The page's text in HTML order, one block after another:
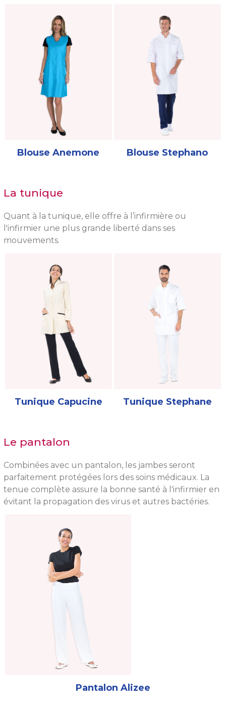
Blouse Anemone Blouse Stephano
La tunique
Quant à la tunique, elle offre à l’infirmière ou
l'infirmier une plus grande liberté dans ses
mouvements.
Tunique Capucine Tunique Stephane
Le pantalon
Combinées avec un pantalon, les jambes seront
parfaitement protégées lors des soins médicaux. La
tenue complète assure la bonne santé à l'infirmier en
évitant la propagation des virus et autres bactéries.
Pantalon Alizee